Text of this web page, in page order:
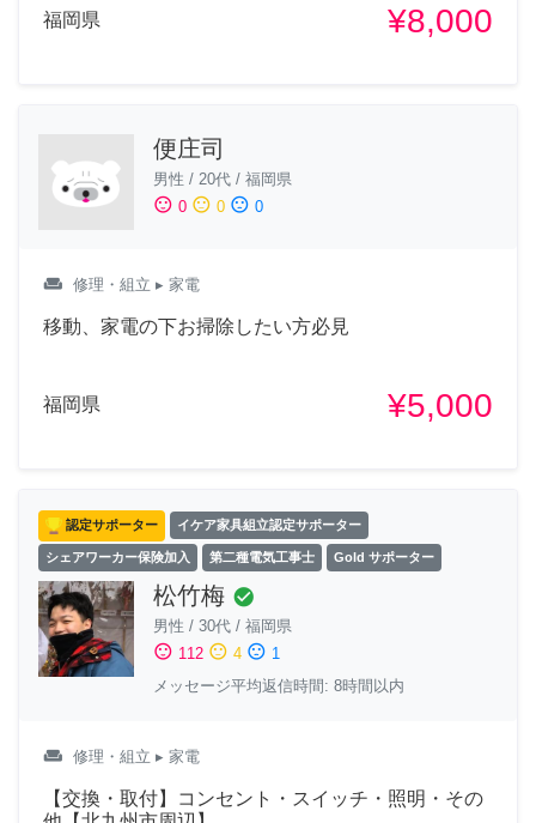
福岡県 ¥8,000
便庄司
男性 / 20代 / 福岡県
sentiment_satisfied 0 sentiment_neutral 0 sentiment_dissatisfied 0
weekend 修理・組立 ▸ 家電
移動、家電の下お掃除したい方必見
福岡県 ¥5,000
認定サポーター イケア家具組立認定サポーター
シェアワーカー保険加入 第二種電気工事士 Gold サポーター
松竹梅 check_circle
男性 / 30代 / 福岡県
sentiment_satisfied 112 sentiment_neutral 4 sentiment_dissatisfied 1
メッセージ平均返信時間: 8時間以内
weekend 修理・組立 ▸ 家電
【交換・取付】コンセント・スイッチ・照明・その